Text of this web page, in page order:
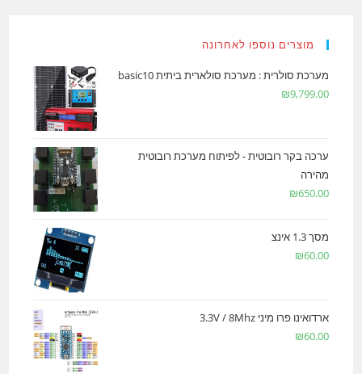
מוצרים נוספו לאחרונה
מערכת סולרית : מערכת סולארית ביתית basic10
₪9,799.00
ערכה בקר רובוטית - לפיתוח מערכת רובוטית
מהירה
₪650.00
מסך 1.3 אינצ
₪60.00
ארדואינו פרו מיני 3.3V / 8Mhz
₪60.00